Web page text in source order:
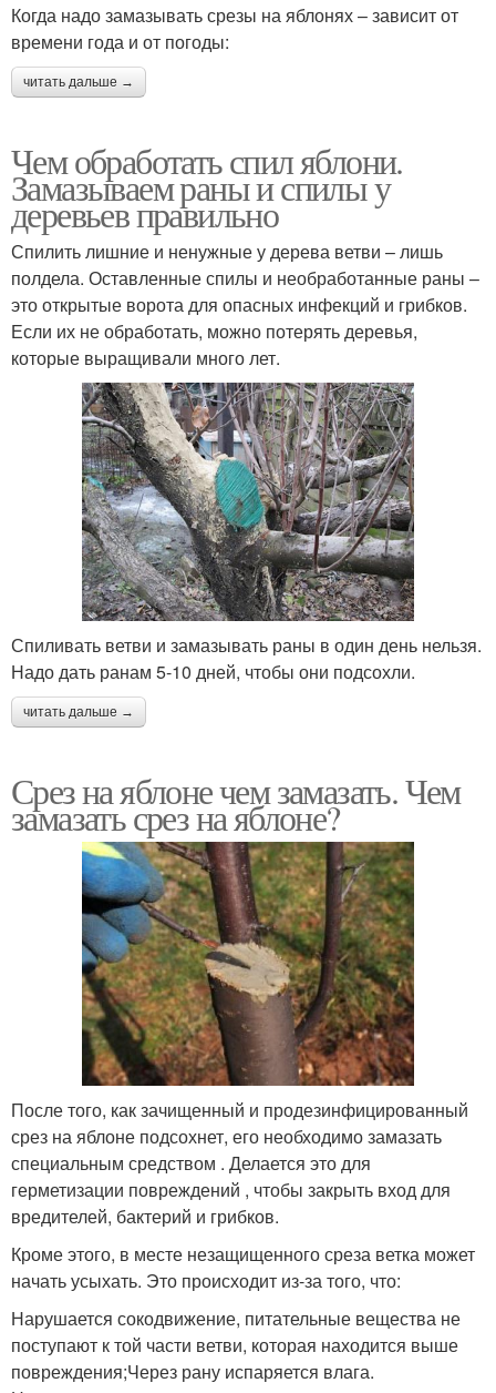
Когда надо замазывать срезы на яблонях – зависит от
времени года и от погоды:
читать дальше →
Чем обработать спил яблони.
Замазываем раны и спилы у
деревьев правильно
Спилить лишние и ненужные у дерева ветви – лишь
полдела. Оставленные спилы и необработанные раны –
это открытые ворота для опасных инфекций и грибков.
Если их не обработать, можно потерять деревья,
которые выращивали много лет.
Спиливать ветви и замазывать раны в один день нельзя.
Надо дать ранам 5-10 дней, чтобы они подсохли.
читать дальше →
Срез на яблоне чем замазать. Чем
замазать срез на яблоне?
После того, как зачищенный и продезинфицированный
срез на яблоне подсохнет, его необходимо замазать
специальным средством . Делается это для
герметизации повреждений , чтобы закрыть вход для
вредителей, бактерий и грибков.
Кроме этого, в месте незащищенного среза ветка может
начать усыхать. Это происходит из-за того, что:
Нарушается сокодвижение, питательные вещества не
поступают к той части ветви, которая находится выше
повреждения;Через рану испаряется влага.